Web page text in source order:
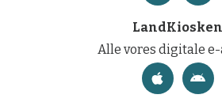
LandKiosken
Alle vores digitale e-